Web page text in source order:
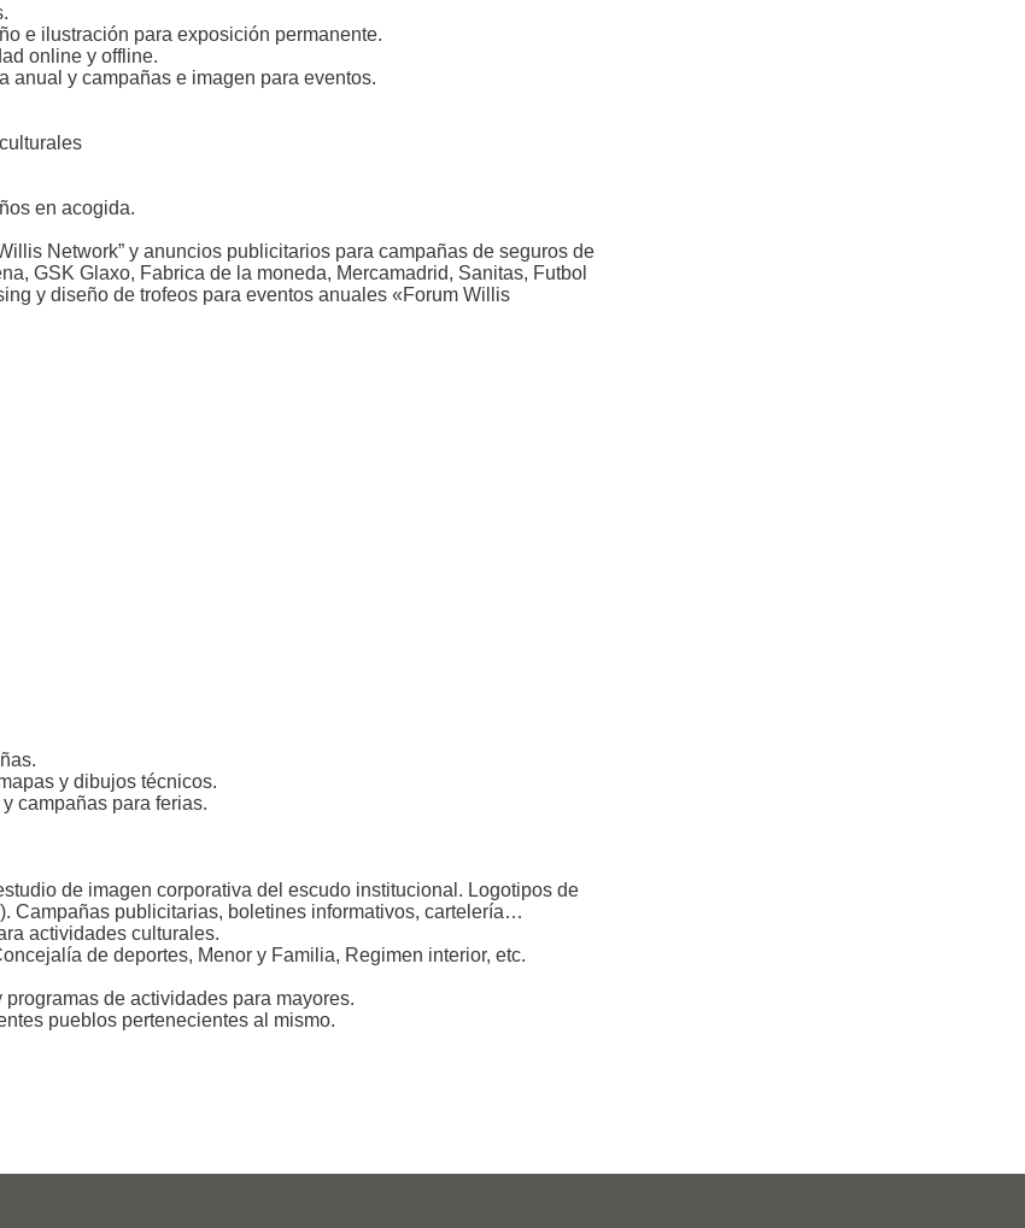
e ilustración para exposición permanente.
online y offline.
anual y campañas e imagen para eventos.
en acogida.
Network” y anuncios publicitarios para campañas de seguros de
GSK Glaxo, Fabrica de la moneda, Mercamadrid, Sanitas, Futbol
y diseño de trofeos para eventos anuales «Forum Willis
y dibujos técnicos.
campañas para ferias.
de imagen corporativa del escudo institucional. Logotipos de
Campañas publicitarias, boletines informativos, cartelería…
actividades culturales.
de deportes, Menor y Familia, Regimen interior, etc.
de actividades para mayores.
pueblos pertenecientes al mismo.